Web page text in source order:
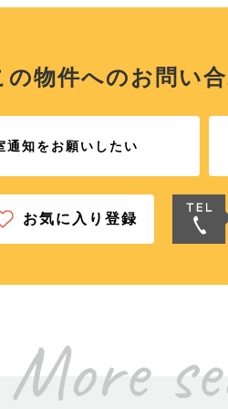
の物件へのお問い
通知をお願いしたい
お気に入り登録
More